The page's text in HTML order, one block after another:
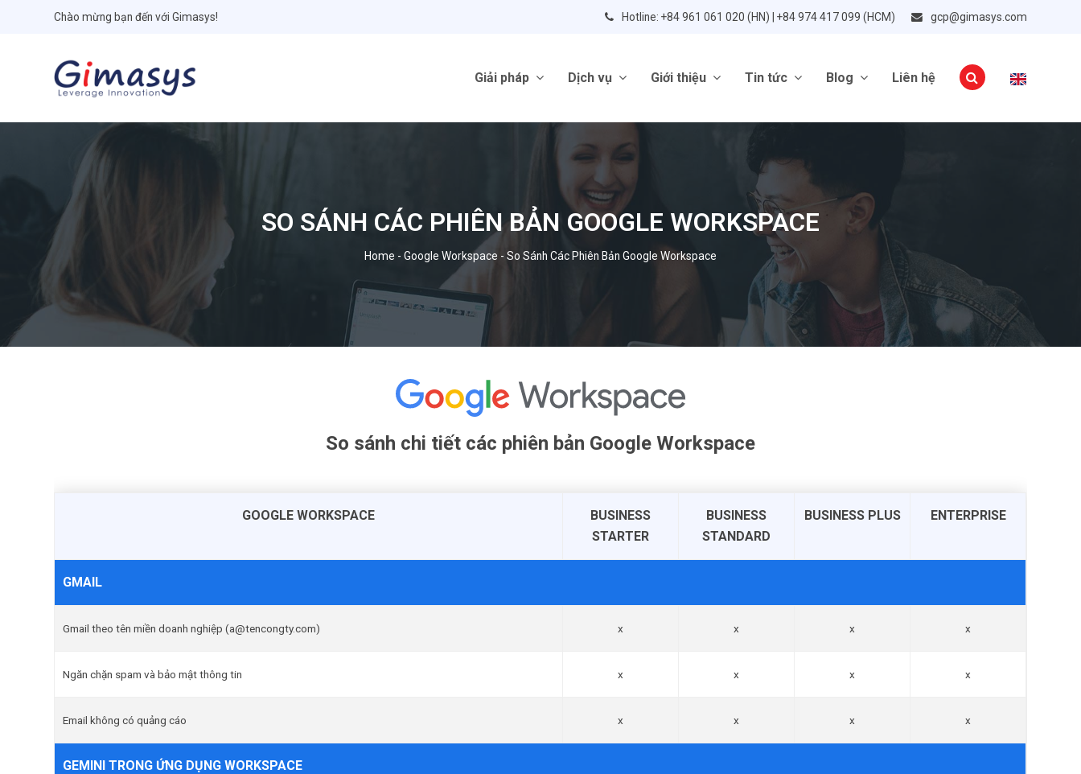
Chào mừng bạn đến với Gimasys! Hotline: +84 961 061 020 (HN) | +84 974 417 099 (HCM) gcp@gimasys.com
Giải pháp Dịch vụ Giới thiệu Tin tức Blog Liên hệ
SO SÁNH CÁC PHIÊN BẢN GOOGLE WORKSPACE
Home - Google Workspace - So Sánh Các Phiên Bản Google Workspace
So sánh chi tiết các phiên bản Google Workspace
GOOGLE WORKSPACE
BUSINESS
STARTER
BUSINESS
STANDARD
BUSINESS PLUS ENTERPRISE
GMAIL
Gmail theo tên miền doanh nghiệp (a@tencongty.com) x x x x
Ngăn chặn spam và bảo mật thông tin x x x x
Email không có quảng cáo x x x x
GEMINI TRONG ỨNG DỤNG WORKSPACE